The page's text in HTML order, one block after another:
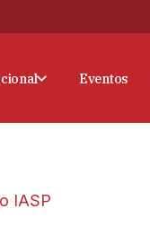
Eventos
IASP